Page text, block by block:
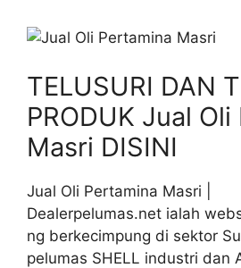
TELUSURI DAN
PRODUK Jual
Masri DISINI
Jual Oli Pertamina Masri |
Dealerpelumas.net ialah
ng berkecimpung di sektor
pelumas SHELL industri dan